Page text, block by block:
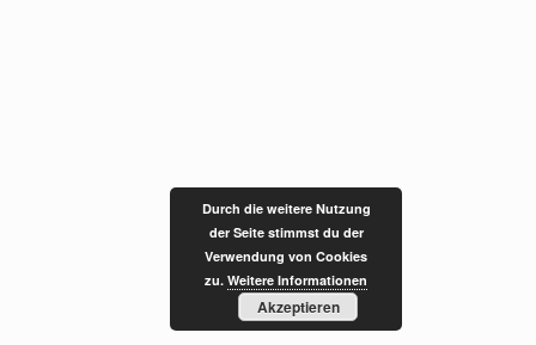
Durch die weitere Nutzung
der Seite stimmst du der
Verwendung von Cookies
zu. Weitere Informationen
Akzeptieren